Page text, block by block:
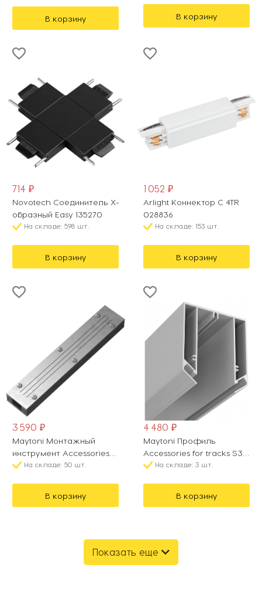
В корзину В корзину
714 ₽
Novotech Соединитель X-
образный Easy 135270
На складе: 598 шт.
В корзину
1 052 ₽
Arlight Коннектор C 4TR
028836
На складе: 153 шт.
В корзину
3 590 ₽
Maytoni Монтажный
инструмент Accessories
for tracks Elasity
На складе: 50 шт.
В корзину
4 480 ₽
Maytoni Профиль
Accessories for tracks S35
TRA004MP-21S
На складе: 3 шт.
В корзину
Показать еще